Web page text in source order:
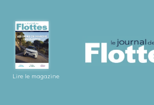
Lire le magazine